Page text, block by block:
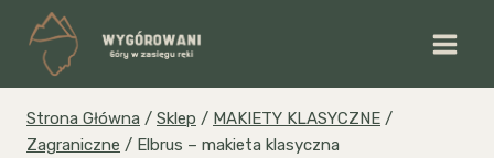
Przejdź
treści
Strona Główna / Sklep / MAKIETY KLASYCZNE /
Zagraniczne / Elbrus – makieta klasyczna